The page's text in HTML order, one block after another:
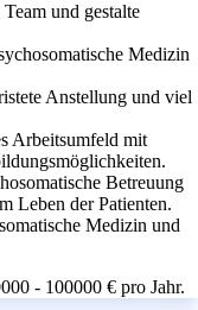
und gestalte
Medizin
Anstellung und viel
Arbeitsumfeld mit
Betreuung
Leben der Patienten.
Medizin und
- 100000 € pro Jahr.